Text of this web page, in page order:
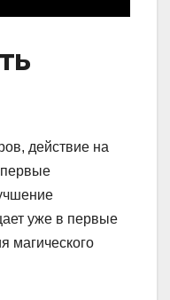
действие на
первые
уже в первые
магического